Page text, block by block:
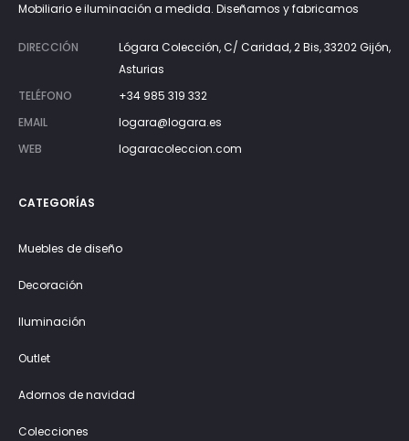
Mobiliario e iluminación a medida. Diseñamos y fabricamos
DIRECCIÓN
Lógara Colección, C/ Caridad, 2 Bis, 33202 Gijón,
Asturias
TELÉFONO
+34 985 319 332
EMAIL
logara@logara.es
WEB
logaracoleccion.com
CATEGORÍAS
Muebles de diseño
Decoración
Iluminación
Outlet
Adornos de navidad
Colecciones